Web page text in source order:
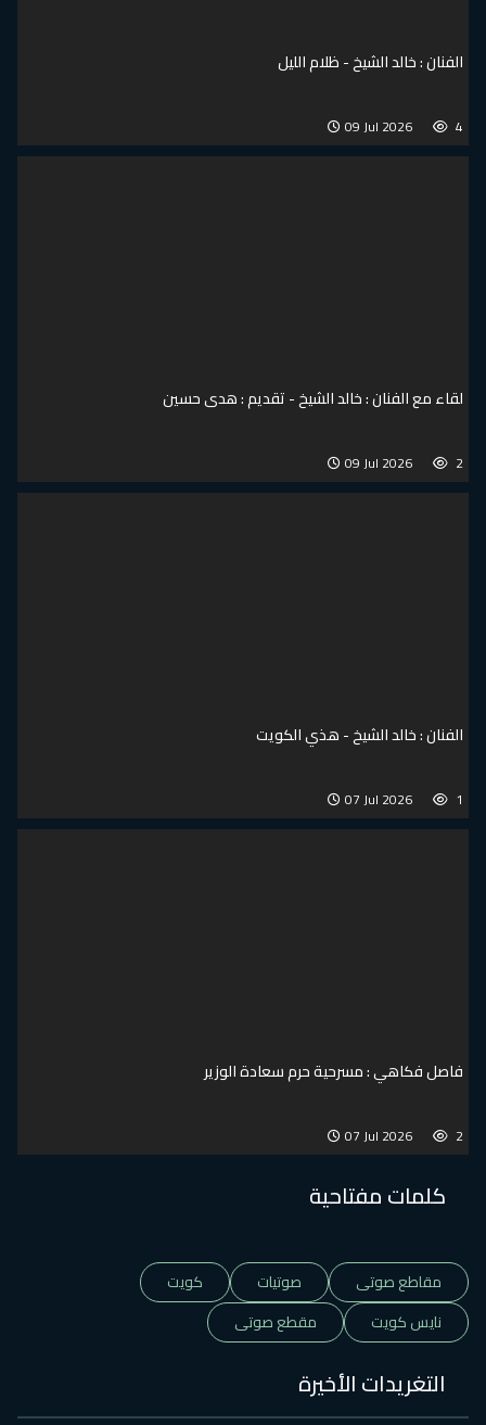
الفنان : خالد الشيخ - ظلام الليل
09 Jul 2026
لقاء مع الفنان : خالد الشيخ - تقديم : هدى حسين
09 Jul 2026
الفنان : خالد الشيخ - هذي الكويت
07 Jul 2026
فاصل فكاهي : مسرحية حرم سعادة الوزير
07 Jul 2026
كلمات مفتاحية
مقاطع صوتى صوتيات
كويت
نايس كويت
مقطع صوتى
التغريدات الأخيرة